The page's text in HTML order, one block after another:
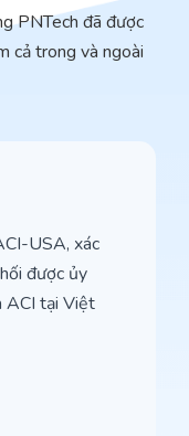
PNTech đã được
cả trong và ngoài
USA, xác
được ủy
ACI tại Việt